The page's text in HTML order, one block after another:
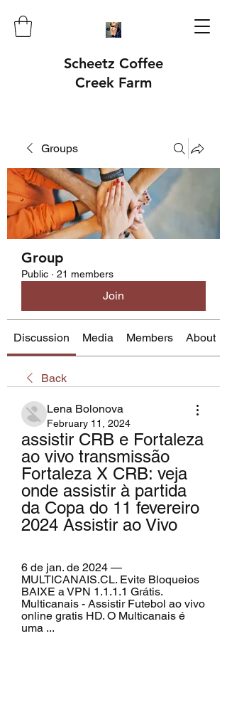
Scheetz Coffee
Creek Farm
Groups
Group
Public · 21 members
Join
Discussion Media Members About
Back
Lena Bolonova
February 11, 2024
assistir CRB e Fortaleza
ao vivo transmissão
Fortaleza X CRB: veja
onde assistir à partida
da Copa do 11 fevereiro
2024 Assistir ao Vivo
6 de jan. de 2024 —
MULTICANAIS.CL. Evite Bloqueios
BAIXE a VPN 1.1.1.1 Grátis.
Multicanais - Assistir Futebol ao vivo
online gratis HD. O Multicanais é
uma ...